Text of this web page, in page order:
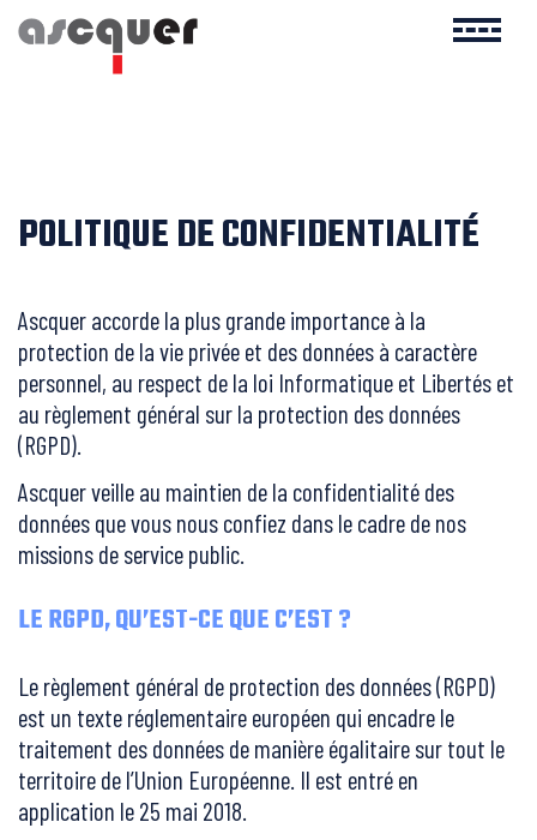
POLITIQUE DE CONFIDENTIALITÉ
Ascquer accorde la plus grande importance à la
protection de la vie privée et des données à caractère
personnel, au respect de la loi Informatique et Libertés et
au règlement général sur la protection des données
(RGPD).
Ascquer veille au maintien de la confidentialité des
données que vous nous confiez dans le cadre de nos
missions de service public.
LE RGPD, QU’EST-CE QUE C’EST ?
Le règlement général de protection des données (RGPD)
est un texte réglementaire européen qui encadre le
traitement des données de manière égalitaire sur tout le
territoire de l’Union Européenne. Il est entré en
application le 25 mai 2018.